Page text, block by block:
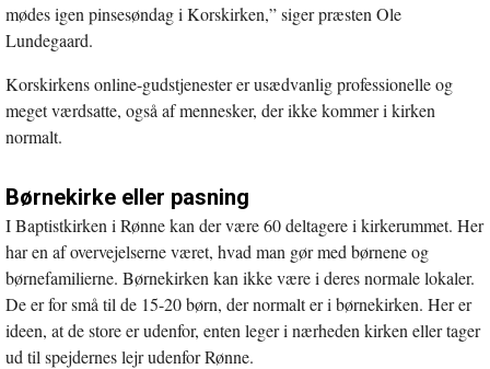
mødes igen pinsesøndag i Korskirken,” siger præsten Ole
Lundegaard.
Korskirkens online-gudstjenester er usædvanlig professionelle og
meget værdsatte, også af mennesker, der ikke kommer i kirken
normalt.
Børnekirke eller pasning
I Baptistkirken i Rønne kan der være 60 deltagere i kirkerummet. Her
har en af overvejelserne været, hvad man gør med børnene og
børnefamilierne. Børnekirken kan ikke være i deres normale lokaler.
De er for små til de 15-20 børn, der normalt er i børnekirken. Her er
ideen, at de store er udenfor, enten leger i nærheden kirken eller tager
ud til spejdernes lejr udenfor Rønne.